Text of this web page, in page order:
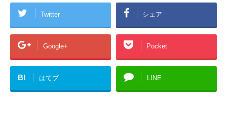
Twitter シェア
Google+ Pocket
B! はてブ LINE